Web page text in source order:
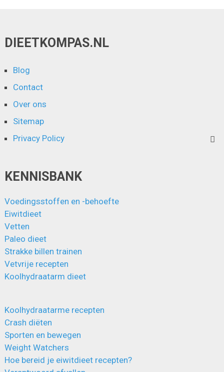
DIEETKOMPAS.NL
Blog
Contact
Over ons
Sitemap
Privacy Policy
KENNISBANK
Voedingsstoffen en -behoefte
Eiwitdieet
Vetten
Paleo dieet
Strakke billen trainen
Vetvrije recepten
Koolhydraatarm dieet
Koolhydraatarme recepten
Crash diëten
Sporten en bewegen
Weight Watchers
Hoe bereid je eiwitdieet recepten?